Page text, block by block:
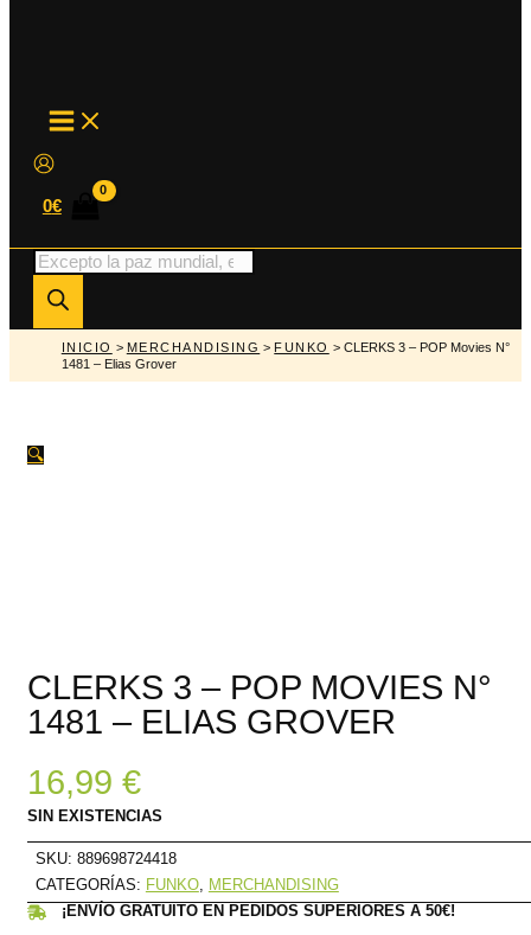
MAIN
MENU
0€
Búsqueda
de
productos
INICIO > MERCHANDISING > FUNKO > CLERKS 3 – POP Movies N°
1481 – Elias Grover
🔍
CLERKS 3 – POP MOVIES N°
1481 – ELIAS GROVER
16,99 €
SIN EXISTENCIAS
SKU: 889698724418
CATEGORÍAS: FUNKO, MERCHANDISING
¡ENVÍO GRATUITO EN PEDIDOS SUPERIORES A 50€!